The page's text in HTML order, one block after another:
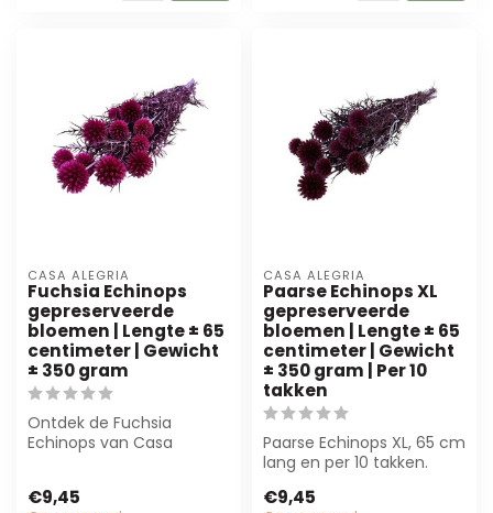
CASA ALEGRIA
Fuchsia Echinops
gepreserveerde
bloemen | Lengte ± 65
centimeter | Gewicht
± 350 gram
Ontdek de Fuchsia
Echinops van Casa
€9,45
CASA ALEGRIA
Paarse Echinops XL
gepreserveerde
bloemen | Lengte ± 65
centimeter | Gewicht
± 350 gram | Per 10
takken
Paarse Echinops XL, 65 cm
lang en per 10 takken.
onderhoudsarm, perf...
€9,45